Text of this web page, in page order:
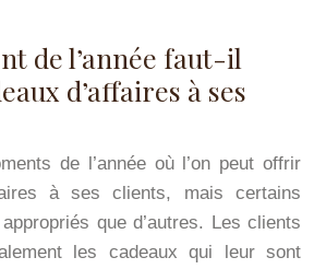
de l’année faut-il
d’affaires à ses
de l’année où l’on peut offrir
à ses clients, mais certains
que d’autres. Les clients
les cadeaux qui leur sont